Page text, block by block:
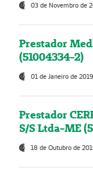
03 de Novembro de
Prestador
(51004334-2)
01 de Janeiro de 2019
Prestador
S/S Ltda-ME
18 de Outubro de